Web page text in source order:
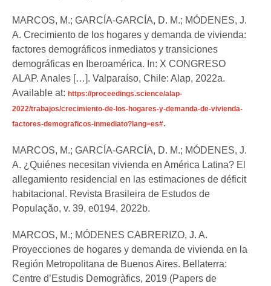
MARCOS, M.; GARCÍA-GARCÍA, D. M.; MÓDENES, J.
A. Crecimiento de los hogares y demanda de vivienda:
factores demográficos inmediatos y transiciones
demográficas en Iberoamérica. In: X CONGRESO
ALAP. Anales […]. Valparaíso, Chile: Alap, 2022a.
Available at: https://proceedings.science/alap-
2022/trabajos/crecimiento-de-los-hogares-y-demanda-de-vivienda-
factores-demograficos-inmediato?lang=es#.
MARCOS, M.; GARCÍA-GARCÍA, D. M.; MÓDENES, J.
A. ¿Quiénes necesitan vivienda en América Latina? El
allegamiento residencial en las estimaciones de déficit
habitacional. Revista Brasileira de Estudos de
População, v. 39, e0194, 2022b.
MARCOS, M.; MÓDENES CABRERIZO, J. A.
Proyecciones de hogares y demanda de vivienda en la
Región Metropolitana de Buenos Aires. Bellaterra:
Centre d’Estudis Demogràfics, 2019 (Papers de